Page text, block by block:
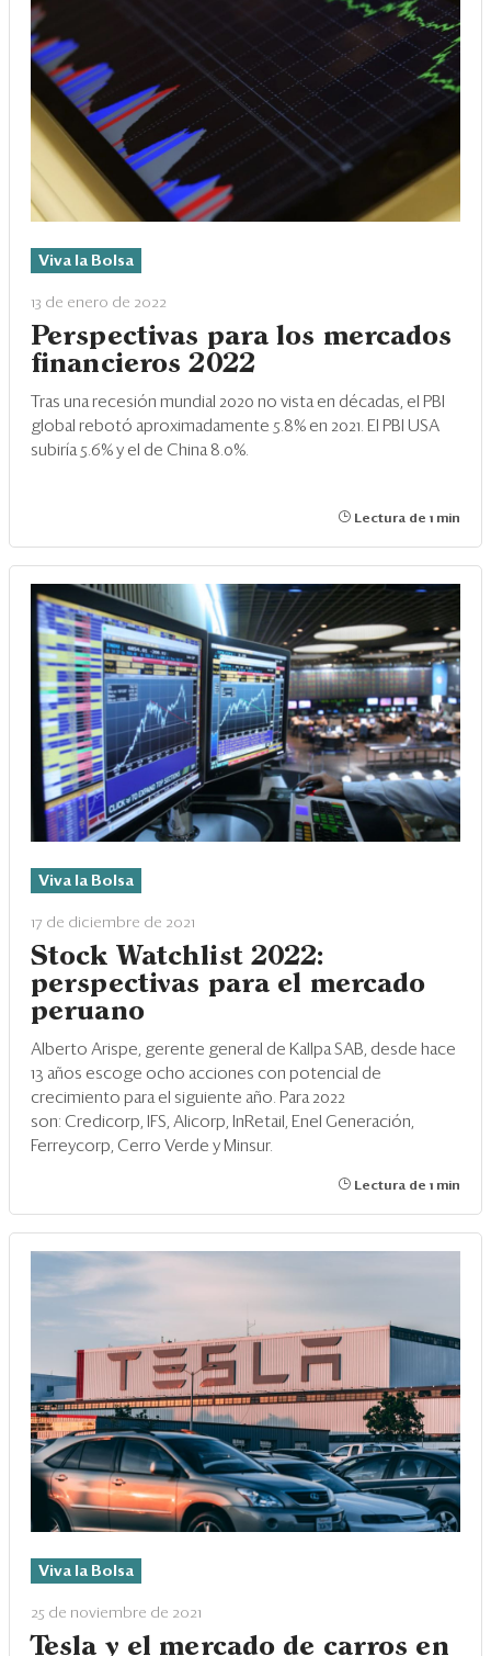
Viva la Bolsa
13 de enero de 2022
Perspectivas para los mercados
financieros 2022
Tras una recesión mundial 2020 no vista en décadas, el PBI
global rebotó aproximadamente 5.8% en 2021. El PBI USA
subiría 5.6% y el de China 8.0%.
Lectura de 1 min
Viva la Bolsa
17 de diciembre de 2021
Stock Watchlist 2022:
perspectivas para el mercado
peruano
Alberto Arispe, gerente general de Kallpa SAB, desde hace
13 años escoge ocho acciones con potencial de
crecimiento para el siguiente año. Para 2022
son: Credicorp, IFS, Alicorp, InRetail, Enel Generación,
Ferreycorp, Cerro Verde y Minsur.
Lectura de 1 min
Viva la Bolsa
25 de noviembre de 2021
Tesla y el mercado de carros en